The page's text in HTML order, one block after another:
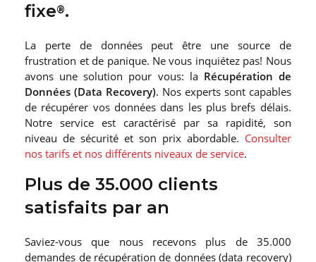
fixe®.
La perte de données peut être une source de
frustration et de panique. Ne vous inquiétez pas! Nous
avons une solution pour vous: la Récupération de
Données (Data Recovery). Nos experts sont capables
de récupérer vos données dans les plus brefs délais.
Notre service est caractérisé par sa rapidité, son
niveau de sécurité et son prix abordable. Consulter
nos tarifs et nos différents niveaux de service.
Plus de 35.000 clients
satisfaits par an
Saviez-vous que nous recevons plus de 35.000
demandes de récupération de données (data recovery)